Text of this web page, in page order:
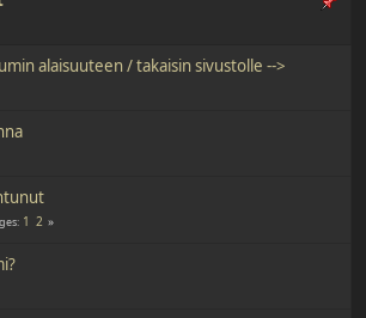
alaisuuteen / takaisin sivustolle -->
1 2